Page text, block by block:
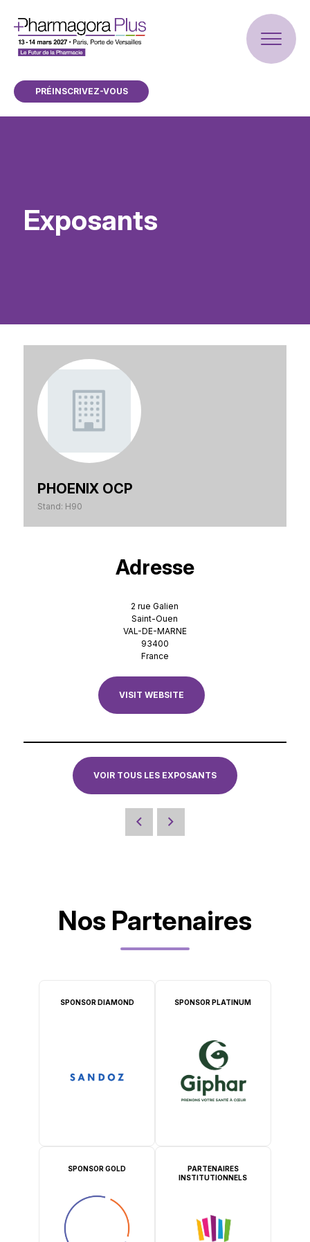
PRÉINSCRIVEZ-VOUS
Exposants
PHOENIX OCP
Stand: H90
Adresse
2 rue Galien
Saint-Ouen
VAL-DE-MARNE
93400
France
VISIT WEBSITE
VOIR TOUS LES EXPOSANTS
Nos Partenaires
SPONSOR DIAMOND SPONSOR PLATINUM
SPONSOR GOLD
PARTENAIRES
INSTITUTIONNELS